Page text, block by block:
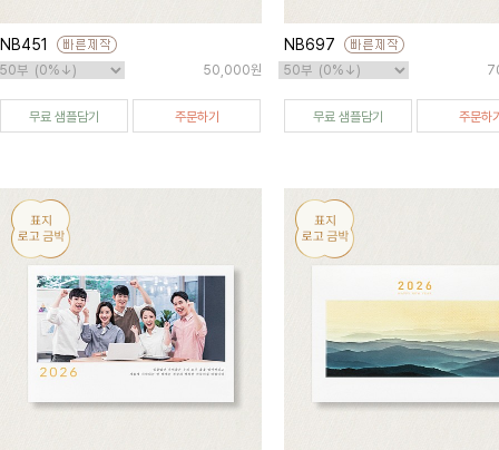
NB451
50,000원
무료 샘플담기 주문하기
NB697
무료 샘플담기 주문하